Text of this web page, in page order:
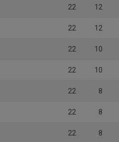
22 12
22 12
22 10
22 10
22 8
22 8
22 8